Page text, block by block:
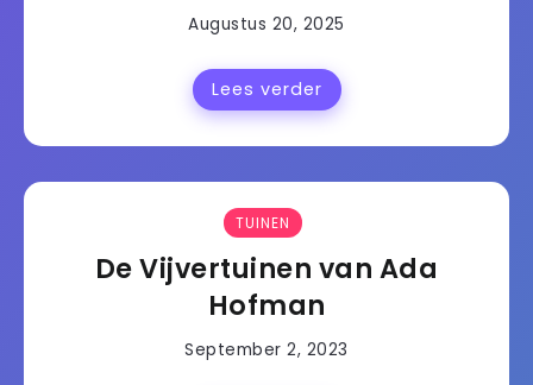
Augustus 20, 2025
Lees verder
TUINEN
De Vijvertuinen van Ada
Hofman
September 2, 2023